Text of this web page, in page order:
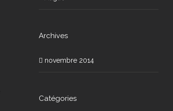
Archives
novembre 2014
Catégories